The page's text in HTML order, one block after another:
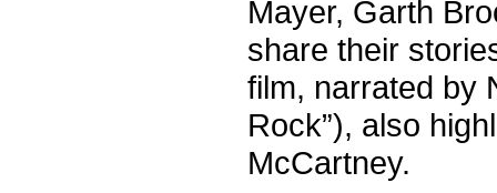
Mayer, Garth
share their
film, narrated by
Rock”), also
McCartney.